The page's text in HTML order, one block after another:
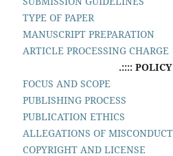
TYPE OF PAPER
MANUSCRIPT PREPARATION
ARTICLE PROCESSING CHARGE
.::::
FOCUS AND SCOPE
PUBLISHING PROCESS
PUBLICATION ETHICS
ALLEGATIONS OF MISCONDUCT
COPYRIGHT AND LICENSE